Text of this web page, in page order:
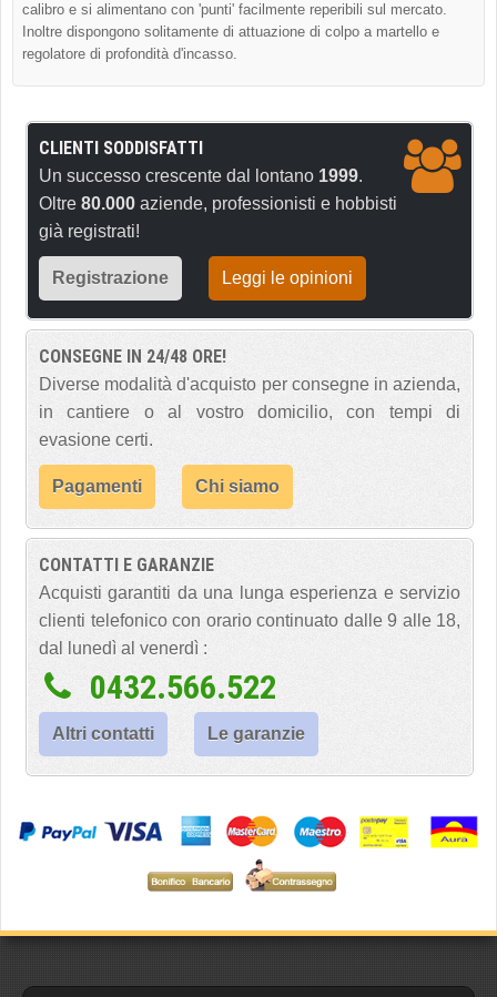
calibro e si alimentano con 'punti' facilmente reperibili sul mercato.
Inoltre dispongono solitamente di attuazione di colpo a martello e
regolatore di profondità d'incasso.
CLIENTI SODDISFATTI
Un successo crescente dal lontano 1999.
Oltre 80.000 aziende, professionisti e hobbisti
già registrati!
Registrazione Leggi le opinioni
CONSEGNE IN 24/48 ORE!
Diverse modalità d'acquisto per consegne in azienda,
in cantiere o al vostro domicilio, con tempi di
evasione certi.
Pagamenti Chi siamo
CONTATTI E GARANZIE
Acquisti garantiti da una lunga esperienza e servizio
clienti telefonico con orario continuato dalle 9 alle 18,
dal lunedì al venerdì :
0432.566.522
Altri contatti Le garanzie